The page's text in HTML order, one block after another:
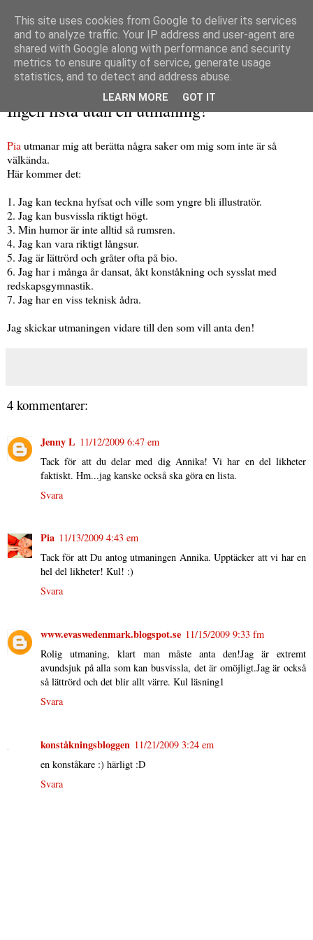
torsdag 12 november 2009
Ingen lista utan en utmaning!
Pia utmanar mig att berätta några saker om mig som inte är så
välkända.
Här kommer det:
1. Jag kan teckna hyfsat och ville som yngre bli illustratör.
2. Jag kan busvissla riktigt högt.
3. Min humor är inte alltid så rumsren.
4. Jag kan vara riktigt långsur.
5. Jag är lättrörd och gråter ofta på bio.
6. Jag har i många år dansat, åkt konståkning och sysslat med
redskapsgymnastik.
7. Jag har en viss teknisk ådra.
Jag skickar utmaningen vidare till den som vill anta den!
4 kommentarer:
Jenny L 11/12/2009 6:47 em
Tack för att du delar med dig Annika! Vi har en del likheter
faktiskt. Hm...jag kanske också ska göra en lista.
Svara
Pia 11/13/2009 4:43 em
Tack för att Du antog utmaningen Annika. Upptäcker att vi har en
hel del likheter! Kul! :)
Svara
www.evaswedenmark.blogspot.se 11/15/2009 9:33 fm
Rolig utmaning, klart man måste anta den!Jag är extremt
avundsjuk på alla som kan busvissla, det är omöjligt.Jag är också
så lättrörd och det blir allt värre. Kul läsning1
Svara
konståkningsbloggen 11/21/2009 3:24 em
en konståkare :) härligt :D
Svara
This site uses cookies from Google to deliver its services
and to analyze traffic. Your IP address and user-agent are
shared with Google along with performance and security
metrics to ensure quality of service, generate usage
statistics, and to detect and address abuse.
LEARN MORE GOT IT